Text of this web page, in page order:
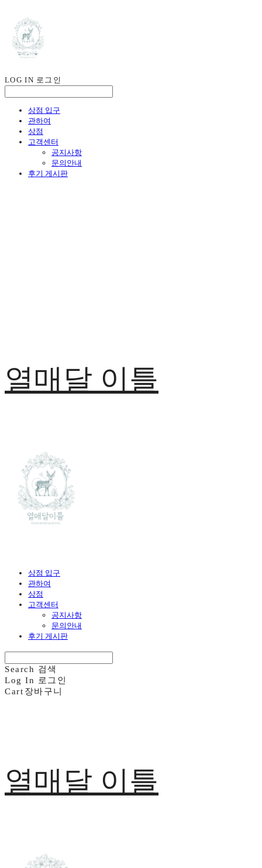
LOG IN 로그인
상점 입구
관하여
상점
고객센터
공지사항
문의안내
후기 게시판
열매달 이틀
상점 입구
관하여
상점
고객센터
공지사항
문의안내
후기 게시판
Search 검색
Log In
로그인
Cart 장바구니
열매달 이틀